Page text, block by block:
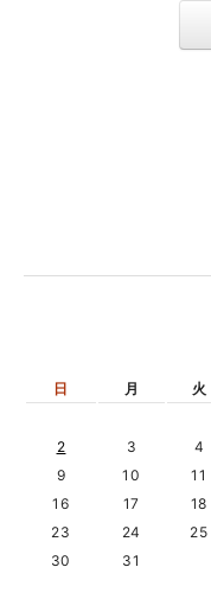
日
月 火
2
3 4
9
10 11
16
17 18
23
24 25
30
31